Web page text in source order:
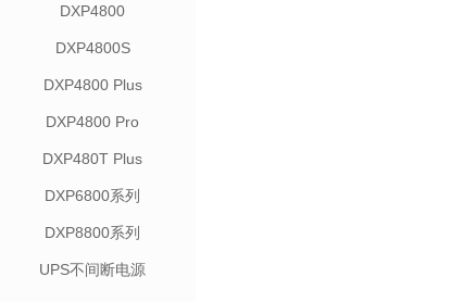
DXP4800
DXP4800S
DXP4800 Plus
DXP4800 Pro
DXP480T Plus
DXP6800系列
DXP8800系列
UPS不间断电源